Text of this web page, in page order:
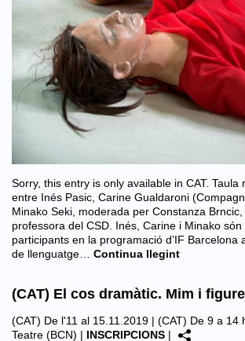
Sorry, this entry is only available in CAT. Taula
entre Inés Pasic, Carine Gualdaroni
Minako Seki, moderada per Constanza
professora del CSD. Inés, Carine i Minako són
participants en la programació d’IF Barcelona
de llenguatge… Continua llegint
(CAT) El cos dramàtic. Mim i
(CAT) De l'11 al 15.11.2019 | (CAT) De 9 a 14
Teatre (BCN) | INSCRIPCIONS |